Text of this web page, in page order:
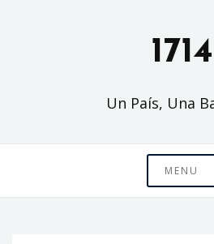
1714
Un País, Una
MENU